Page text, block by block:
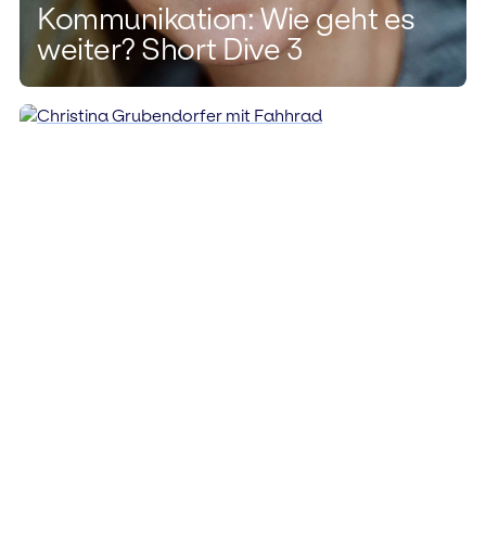
Kommunikation: Wie geht es
weiter? Short Dive 3